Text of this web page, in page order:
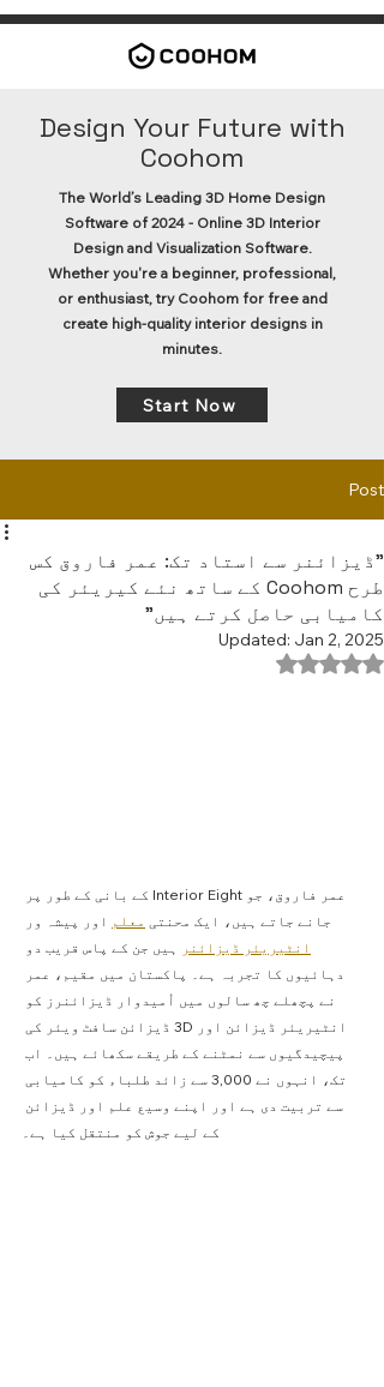
Design Your Future with
Coohom
The World’s Leading 3D Home Design
Software of 2024 - Online 3D Interior
Design and Visualization Software.
Whether you're a beginner, professional,
or enthusiast, try Coohom for free and
create high-quality interior designs in
minutes.
Start Now
Post
"ڈیزائنر سے استاد تک: عمر فاروق کس
طرح Coohom کے ساتھ نئے کیریئر کی
کامیابی حاصل کرتے ہیں"
Updated: Jan 2, 2025
Rated NaN out of 5 stars.
عمر فاروق، جو Interior Eight کے بانی کے طور پر
جانے جاتے ہیں، ایک محنتی معلم اور پیشہ ور
انٹیریئر ڈیزائنر
ہیں جن کے پاس قریب دو
دہائیوں کا تجربہ ہے۔ پاکستان میں مقیم، عمر
نے پچھلے چھ سالوں میں اُمیدوار ڈیزائنرز کو
انٹیریئر ڈیزائن اور 3D ڈیزائن سافٹ ویئر کی
پیچیدگیوں سے نمٹنے کے طریقے سکھائے ہیں۔ اب
تک، انہوں نے 3,000 سے زائد طلباء کو کامیابی
سے تربیت دی ہے اور اپنے وسیع علم اور ڈیزائن
کے لیے جوش کو منتقل کیا ہے۔